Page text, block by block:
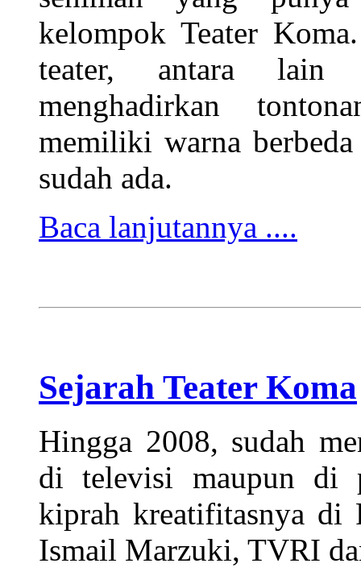
kelompok Teater
teater, antara lain
menghadirkan
memiliki warna
sudah ada.
Baca lanjutannya ....
Sejarah Teater Koma
Hingga 2008, sudah
di televisi maupun di
kiprah kreatifitasnya di
Ismail Marzuki, TVRI